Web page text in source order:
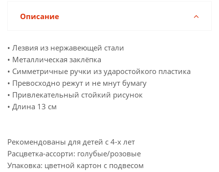
Описание
• Лезвия из нержавеющей стали
• Металлическая заклёпка
• Симметричные ручки из ударостойкого пластика
• Превосходно режут и не мнут бумагу
• Привлекательный стойкий рисунок
• Длина 13 см
Рекомендованы для детей с 4-х лет
Расцветка-ассорти: голубые/розовые
Упаковка: цветной картон с подвесом